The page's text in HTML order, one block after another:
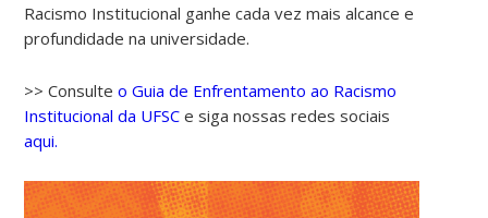
Racismo Institucional ganhe cada vez mais alcance e
profundidade na universidade.
>> Consulteo Guia de Enfrentamento ao Racismo
Institucional da UFSC e siga nossas redes sociais
aqui.